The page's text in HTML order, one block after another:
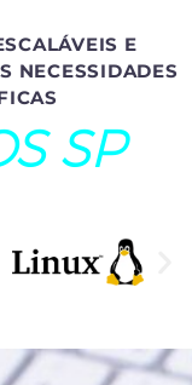
E
NECESSIDADES
SP